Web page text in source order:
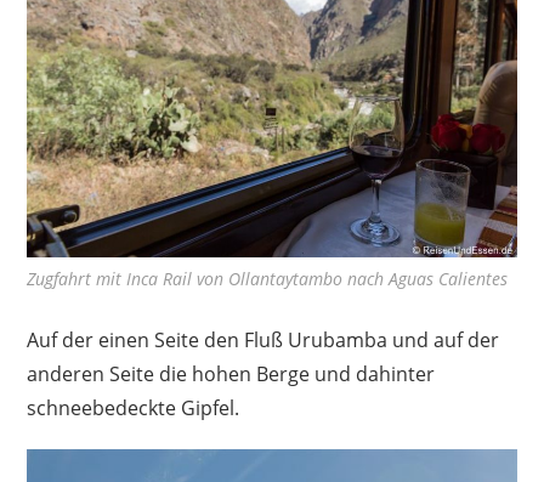
Zugfahrt mit Inca Rail von Ollantaytambo nach Aguas Calientes
Auf der einen Seite den Fluß Urubamba und auf der
anderen Seite die hohen Berge und dahinter
schneebedeckte Gipfel.